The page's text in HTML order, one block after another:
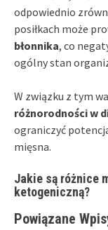
odpowiednio
posiłkach może
błonnika, co
ogólny stan
W związku z tym
różnorodności w
ograniczyć
mięsna.
Jakie są różnice
ketogeniczną?
Powiązane